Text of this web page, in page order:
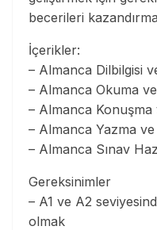
becerileri
İçerikler:
– Almanca Dilbilgisi
– Almanca Okuma
– Almanca Konuşma
– Almanca Yazma ve
– Almanca Sınav
Gereksinimler
– A1 ve A2
olmak